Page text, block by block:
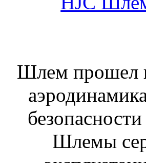
Шлем прошел
Шлемы